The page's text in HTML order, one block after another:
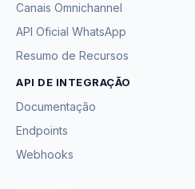
Canais Omnichannel
API Oficial WhatsApp
Resumo de Recursos
API DE INTEGRAÇÃO
Documentação
Endpoints
Webhooks